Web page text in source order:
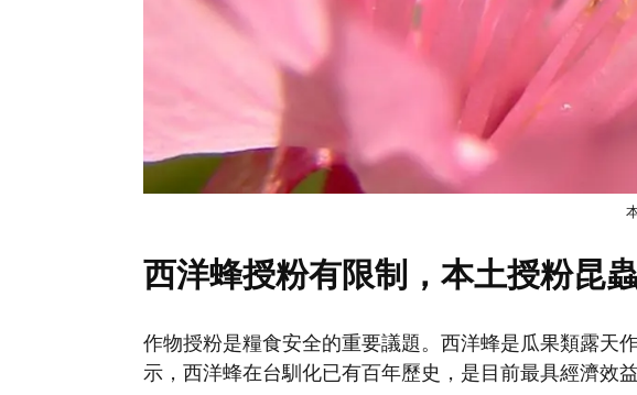
西洋蜂授粉有限制，本土授粉昆
作物授粉是糧食安全的重要議題。西洋蜂是瓜果類露天
示，西洋蜂在台馴化已有百年歷史，是目前最具經濟效益